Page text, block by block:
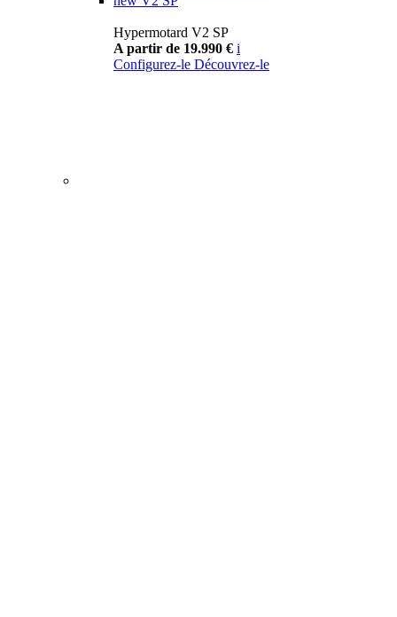
Hypermotard V2 SP
A partir de 19.990 € i
Configurez-le Découvrez-le